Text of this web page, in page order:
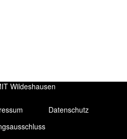
Wildeshausen
Datenschutz